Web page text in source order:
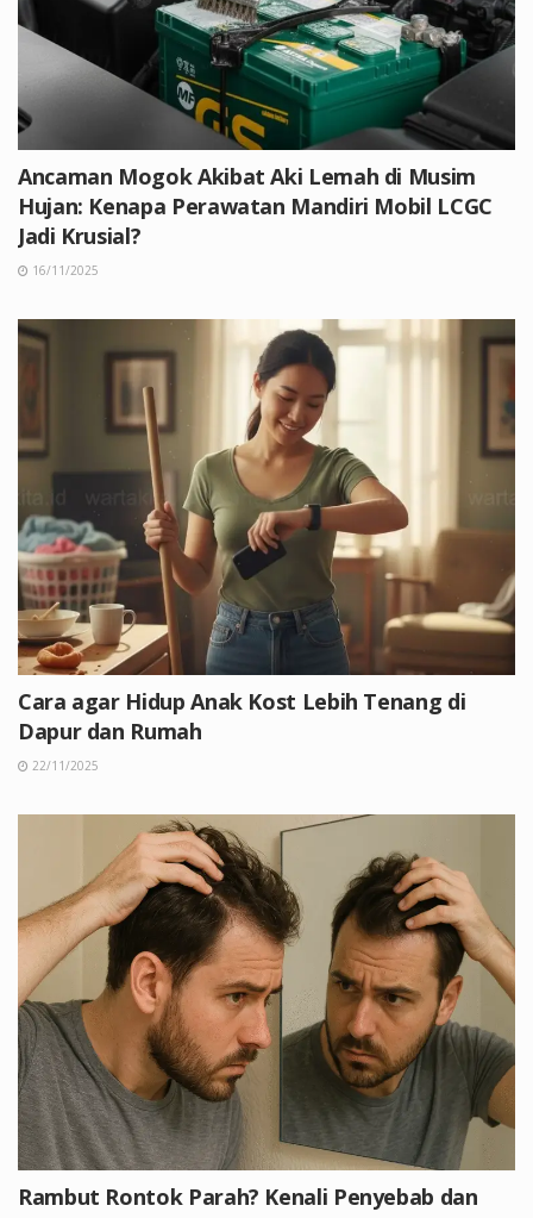
Ancaman Mogok Akibat Aki Lemah di Musim
Hujan: Kenapa Perawatan Mandiri Mobil LCGC
Jadi Krusial?
16/11/2025
Cara agar Hidup Anak Kost Lebih Tenang di
Dapur dan Rumah
22/11/2025
Rambut Rontok Parah? Kenali Penyebab dan